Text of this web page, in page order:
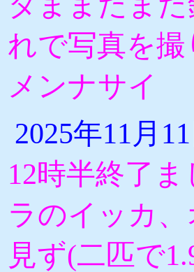
れで写真を
メンナサイ
2025年11月11
12時半終了
ラのイッカ
見ず(二匹で